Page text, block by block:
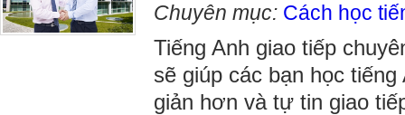
Chuyên mục: Cách học
Tiếng Anh giao tiếp
sẽ giúp các bạn học
giản hơn và tự tin giao